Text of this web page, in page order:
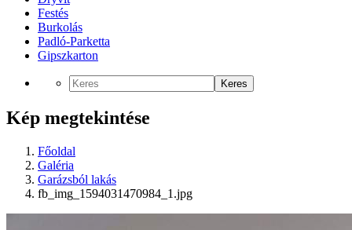
Festés
Burkolás
Padló-Parketta
Gipszkarton
Keres
Kép megtekintése
Főoldal
Galéria
Garázsból lakás
fb_img_1594031470984_1.jpg